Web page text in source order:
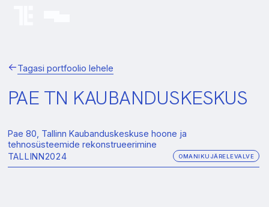
Tagasi portfoolio lehele
PAE TN KAUBANDUSKESKUS
Pae 80, Tallinn Kaubanduskeskuse hoone ja
tehnosüsteemide rekonstrueerimine
TALLINN2024 OMANIKUJÄRELEVALVE